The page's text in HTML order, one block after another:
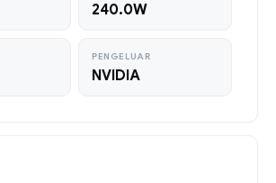
240.0W
PENGELUAR
NVIDIA